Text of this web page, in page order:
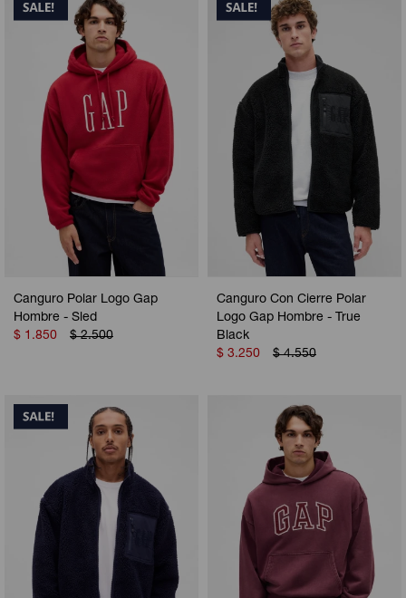
Canguro Polar Logo Gap
Hombre - Sled
$ 1.850 $ 2.500
Canguro Con Cierre Polar
Logo Gap Hombre - True
Black
$ 3.250 $ 4.550